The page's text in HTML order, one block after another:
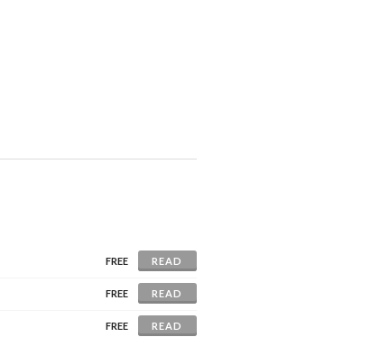
FREE READ
FREE READ
FREE READ